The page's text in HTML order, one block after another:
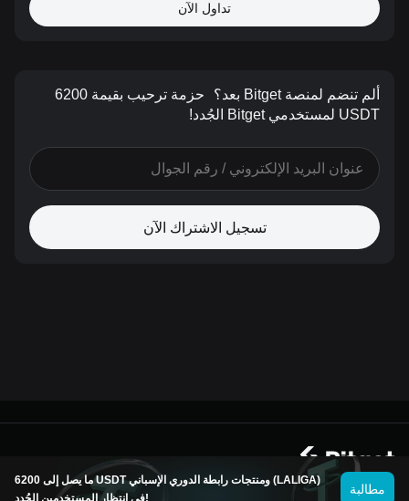
تداول الآن
ألم تنضم لمنصة Bitget بعد؟
حزمة ترحيب بقيمة 6200
USDT لمستخدمي Bitget الجُدد!
تسجيل الاشتراك الآن
ما يصل إلى 6200 USDT ومنتجات رابطة الدوري الإسباني (LALIGA)
في انتظار المستخدمين الجُدد!
مطالبة